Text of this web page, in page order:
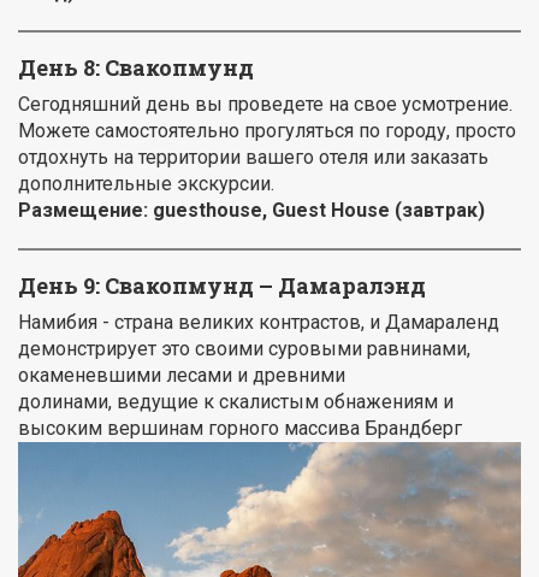
День 8: Свакопмунд
Сегодняшний день вы проведете на свое усмотрение.
Можете самостоятельно прогуляться по городу, просто
отдохнуть на территории вашего отеля или заказать
дополнительные экскурсии.
Размещение: guesthouse, Guest House (завтрак)
День 9: Свакопмунд – Дамаралэнд
Намибия - страна великих контрастов, и Дамараленд
демонстрирует это своими суровыми равнинами,
окаменевшими лесами и древними
долинами, ведущие к скалистым обнажениям и
высоким вершинам горного массива Брандберг